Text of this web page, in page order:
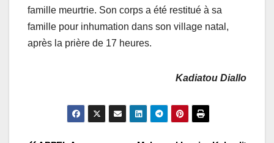
famille meurtrie. Son corps a été restitué à sa
famille pour inhumation dans son village natal,
après la prière de 17 heures.
Kadiatou Diallo